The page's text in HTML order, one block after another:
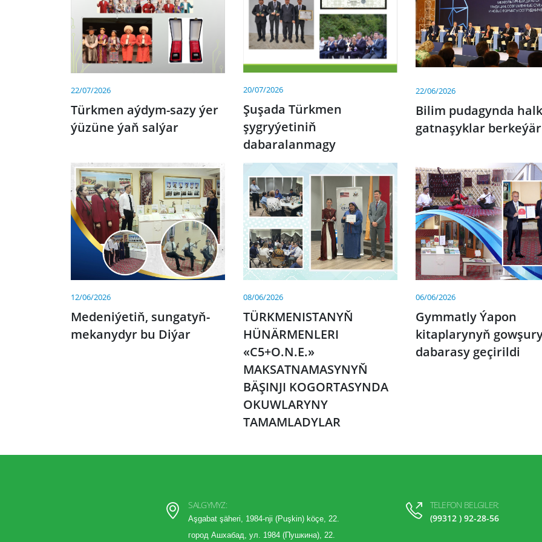
22/07/2026
Türkmen aýdym-sazy ýer
ýüzüne ýaň salýar
20/07/2026
Şuşada Türkmen
şygryýetiniň
dabaralanmagy
22/06/2026
Bilim pudagynda
gatnaşyklar berkeýär
12/06/2026
Medeniýetiň, sungatyň-
mekanydyr bu Diýar
08/06/2026
TÜRKMENISTANYŇ
HÜNÄRMENLERI
«C5+O.N.E.»
MAKSATNAMASYNYŇ
BÄŞINJI KOGORTASYNDA
OKUWLARYNY
TAMAMLADYLAR
06/06/2026
Gymmatly Ýapon
kitaplarynyň
dabarasy geçirildi
SALGYMYZ:
Aşgabat şäheri, 1984-nji (Puşkin) köçe, 22.
город Ашхабад, ул. 1984 (Пушкина), 22.
TELEFON BELGILER:
(99312 ) 92-28-56